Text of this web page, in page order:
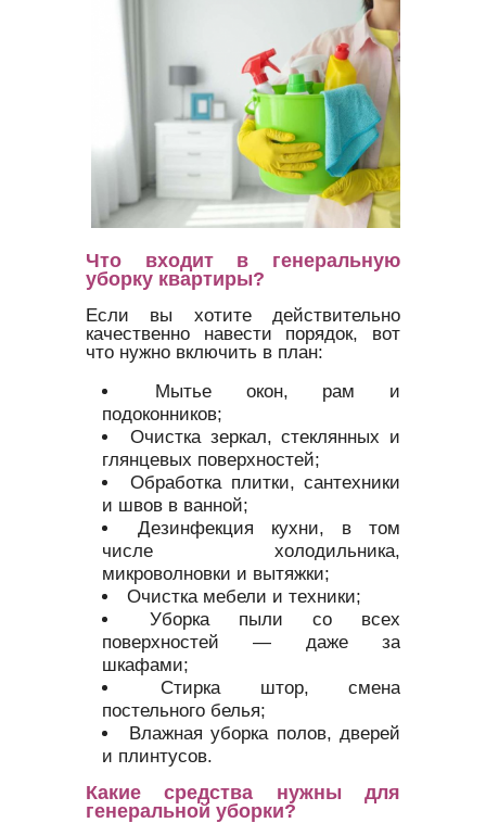
Что входит в генеральную
уборку квартиры?
Если вы хотите действительно
качественно навести порядок, вот
что нужно включить в план:
Мытье окон, рам и
подоконников;
Очистка зеркал, стеклянных и
глянцевых поверхностей;
Обработка плитки, сантехники
и швов в ванной;
Дезинфекция кухни, в том
числе холодильника,
микроволновки и вытяжки;
Очистка мебели и техники;
Уборка пыли со всех
поверхностей — даже за
шкафами;
Стирка штор, смена
постельного белья;
Влажная уборка полов, дверей
и плинтусов.
Какие средства нужны для
генеральной уборки?